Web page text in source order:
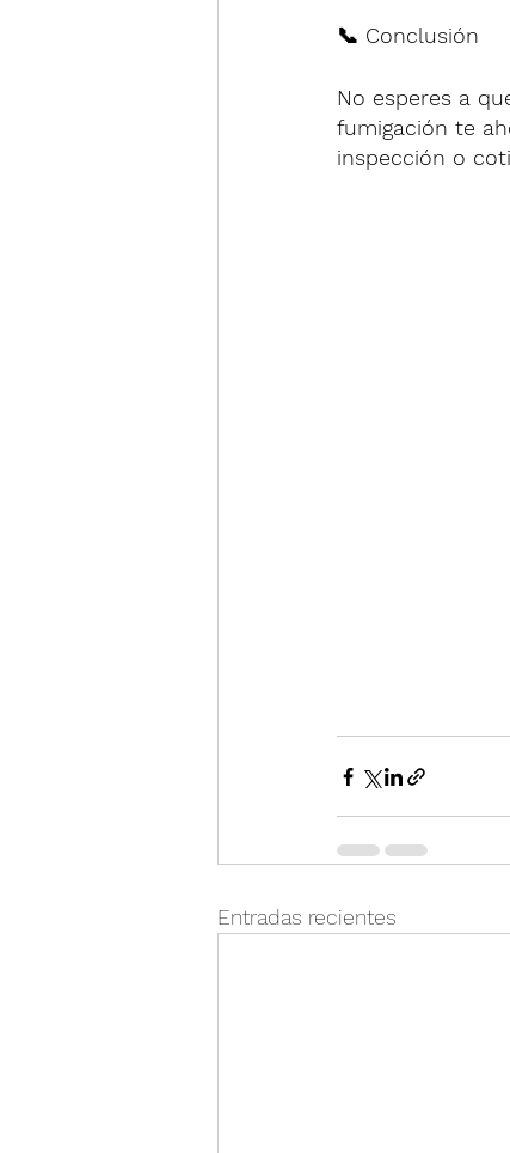
📞 Conclusión
No esperes a
fumigación te
inspección o
Entradas recientes